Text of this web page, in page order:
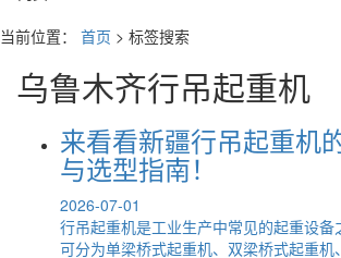
当前位置： 首页 > 标签搜索
乌鲁木齐行吊起重机
来看看新疆行吊起重机
与选型指南！
2026-07-01
行吊起重机是工业生产中常见的起重设
可分为单梁桥式起重机、双梁桥式起重机